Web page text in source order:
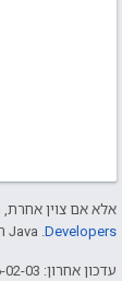
אלא אם צוין אחרת,
Developers‏.‏ Java הוא סימן מסחרי רשום של חברת Oracle ו/או של השותפים העצמאיים שלה.
עדכון אחרון: 2026-02-03 (שעון UTC).